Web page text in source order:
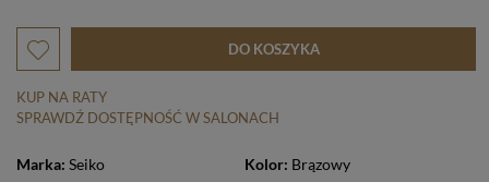
DO KOSZYKA
KUP NA RATY
SPRAWDŹ DOSTĘPNOŚĆ W SALONACH
Marka: Seiko Kolor: Brązowy